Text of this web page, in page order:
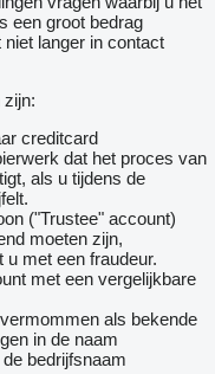
een groot bedrag
langer in contact
creditcard
dat het proces van
als u tijdens de
("Trustee" account)
moeten zijn,
met een fraudeur.
met een vergelijkbare
als bekende
in de naam
bedrijfsnaam